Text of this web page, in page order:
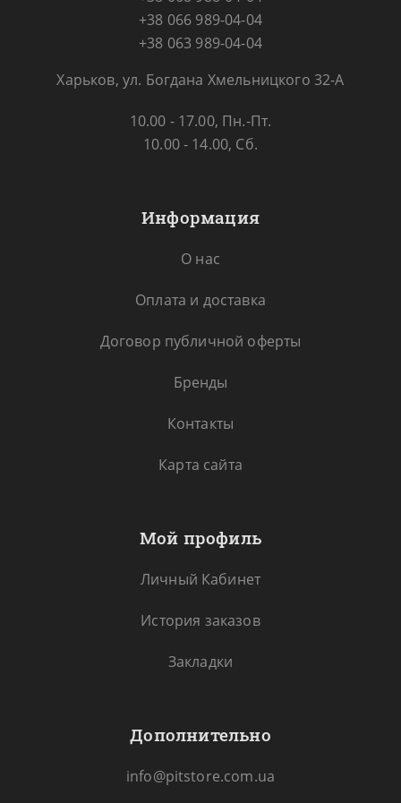
+38 066 989-04-04
+38 063 989-04-04
Харьков, ул. Богдана Хмельницкого 32-А
10.00 - 17.00, Пн.-Пт.
10.00 - 14.00, Сб.
Информация
О нас
Оплата и доставка
Договор публичной оферты
Бренды
Контакты
Карта сайта
Мой профиль
Личный Кабинет
История заказов
Закладки
Дополнительно
info@pitstore.com.ua